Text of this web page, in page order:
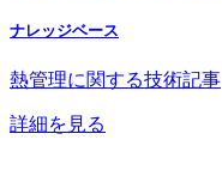
ナレッジベース
熱管理に関する技術記事
詳細を見る